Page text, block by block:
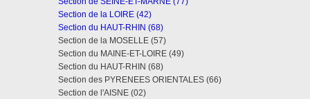
Section de la LOIRE (42)
Section du HAUT-RHIN (68)
Section de la MOSELLE (57)
Section du MAINE-ET-LOIRE (49)
Section du HAUT-RHIN (68)
Section des PYRENEES ORIENTALES (66)
Section de l'AISNE (02)